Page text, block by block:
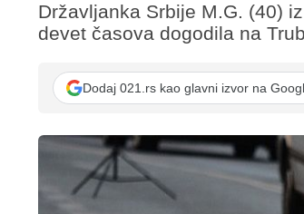
Državljanka Srbije M.G. (40)
devet časova dogodila na
Dodaj 021.rs kao glavni izvor na